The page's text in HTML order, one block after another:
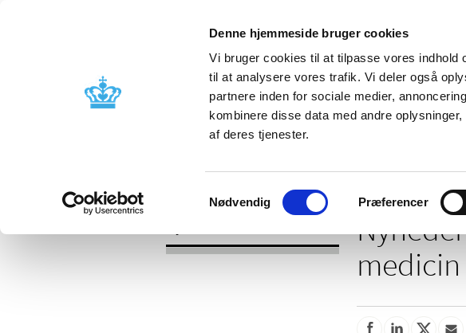
Denne hjemmeside bruger cookies
Vi bruger cookies til at tilpasse vores indhold
til at analysere vores trafik. Vi deler også
partnere inden for sociale medier,
kombinere disse data med andre
af deres tjenester.
Samtykkevalg
Nødvendig Præferencer
Godkendelse og
Bivirkninger og
produktinformation
medicin